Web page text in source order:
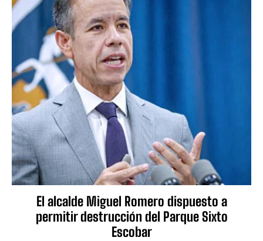
El alcalde Miguel Romero dispuesto a
permitir destrucción del Parque Sixto
Escobar